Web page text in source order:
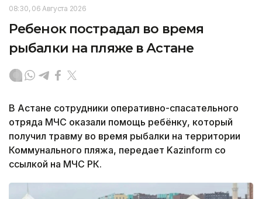
08:30, 06 Августа 2026
Ребенок пострадал во время
рыбалки на пляже в Астане
В Астане сотрудники оперативно-спасательного
отряда МЧС оказали помощь ребёнку, который
получил травму во время рыбалки на территории
Коммунального пляжа, передает Kazinform со
ссылкой на МЧС РК.